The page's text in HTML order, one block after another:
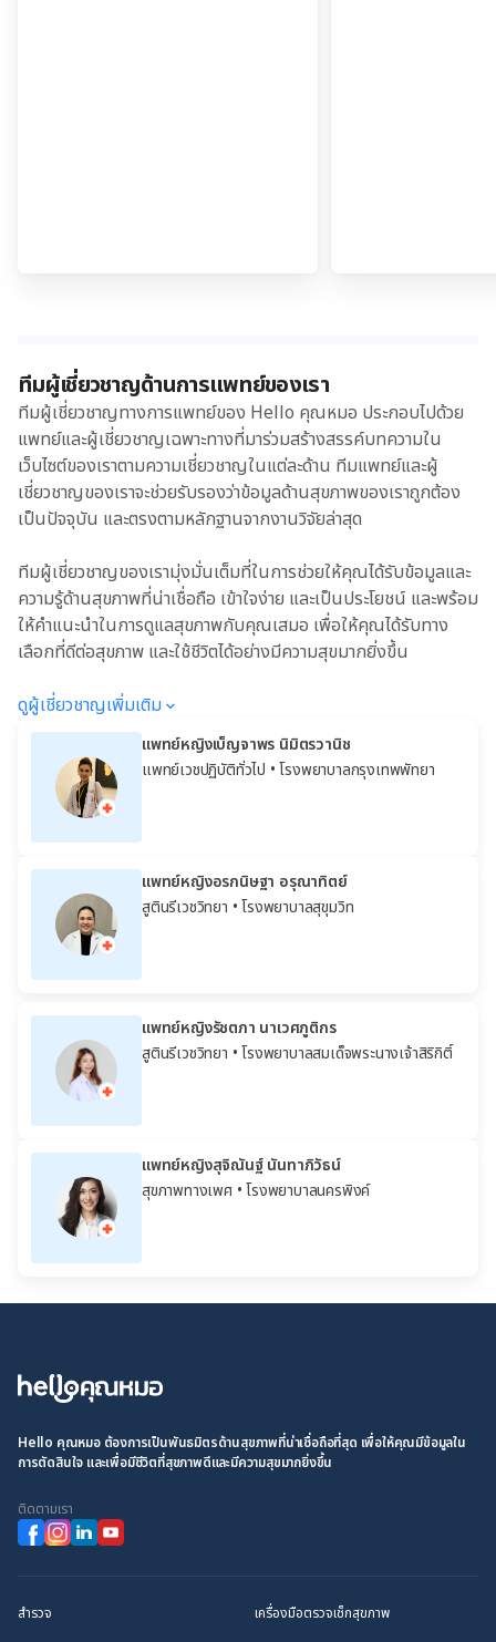
ทีมผู้เชี่ยวชาญด้านการแพทย์ของเรา
ทีมผู้เชี่ยวชาญทางการแพทย์ของ Hello คุณหมอ ประกอบไปด้วย
แพทย์และผู้เชี่ยวชาญเฉพาะทางที่มาร่วมสร้างสรรค์บทความใน
เว็บไซต์ของเราตามความเชี่ยวชาญในแต่ละด้าน ทีมแพทย์และผู้
เชี่ยวชาญของเราจะช่วยรับรองว่าข้อมูลด้านสุขภาพของเราถูกต้อง
เป็นปัจจุบัน และตรงตามหลักฐานจากงานวิจัยล่าสุด
ทีมผู้เชี่ยวชาญของเรามุ่งมั่นเต็มที่ในการช่วยให้คุณได้รับข้อมูลและ
ความรู้ด้านสุขภาพที่น่าเชื่อถือ เข้าใจง่าย และเป็นประโยชน์ และพร้อม
ให้คำแนะนำในการดูแลสุขภาพกับคุณเสมอ เพื่อให้คุณได้รับทาง
เลือกที่ดีต่อสุขภาพ และใช้ชีวิตได้อย่างมีความสุขมากยิ่งขึ้น
ดูผู้เชี่ยวชาญเพิ่มเติม
แพทย์หญิงเบ็ญจาพร นิมิตรวานิช
แพทย์เวชปฏิบัติทั่วไป • โรงพยาบาลกรุงเทพพัทยา
แพทย์หญิงอรกนิษฐา อรุณาทิตย์
สูตินรีเวชวิทยา • โรงพยาบาลสุขุมวิท
แพทย์หญิงรัชตภา นาเวศภูติกร
สูตินรีเวชวิทยา • โรงพยาบาลสมเด็จพระนางเจ้าสิริกิติ์
แพทย์หญิงสุจิณันฐ์ นันทาภิวัธน์
สุขภาพทางเพศ• โรงพยาบาลนครพิงค์
Hello คุณหมอ ต้องการเป็นพันธมิตรด้านสุขภาพที่น่าเชื่อถือที่สุด เพื่อให้คุณมีข้อมูลใน
การตัดสินใจ และเพื่อมีชีวิตที่สุขภาพดีและมีความสุขมากยิ่งขึ้น
ติดตามเรา
สำรวจ เครื่องมือตรวจเช็กสุขภาพ